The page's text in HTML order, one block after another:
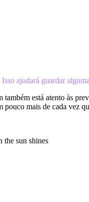
ajudará guardar
também está atento às
pouco mais de cada vez
the sun shines